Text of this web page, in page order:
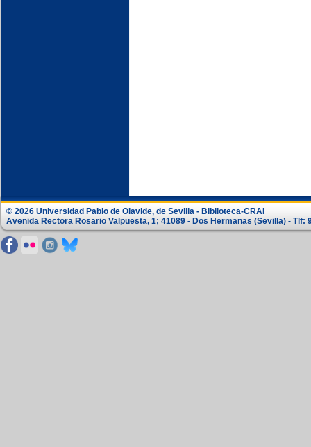
© 2026 Universidad Pablo de Olavide, de Sevilla - Biblioteca-CRAI
Avenida Rectora Rosario Valpuesta, 1; 41089 - Dos Hermanas (Sevilla) - Tlf: